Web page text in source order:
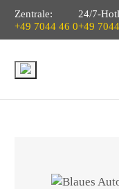
Zentrale:
+49 7044 46 0
24/7-
+49